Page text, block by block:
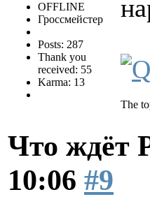
OFFLINE
Гроссмейстер
Posts: 287
Thank you
received: 55
Karma: 13
The
Что ждёт
10:06 #9